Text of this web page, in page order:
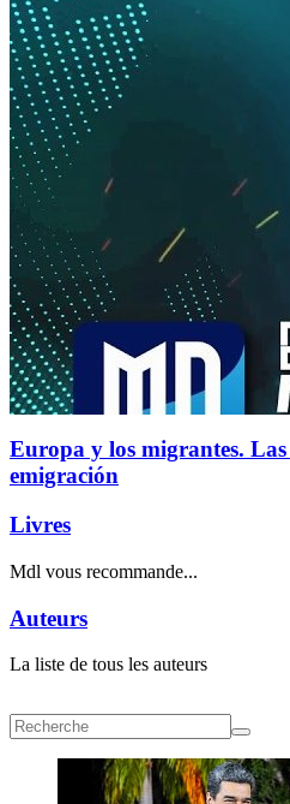
Europa y los migrantes.
emigración
Livres
Mdl vous recommande...
Auteurs
La liste de tous les auteurs